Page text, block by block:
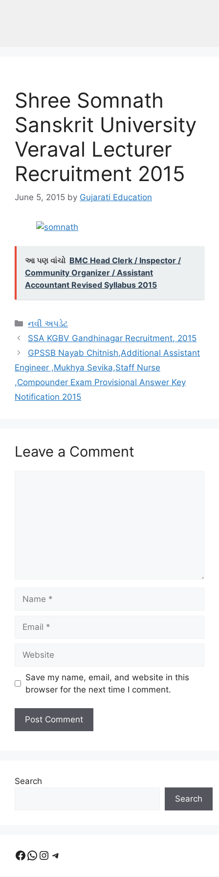
Shree Somnath
Sanskrit University
Veraval Lecturer
Recruitment 2015
June 5, 2015 by Gujarati Education
આ પણ વાંચો BMC Head Clerk / Inspector /
Community Organizer / Assistant
Accountant Revised Syllabus 2015
Categories
નવી અપડેટ
SSA KGBV Gandhinagar Recruitment, 2015
GPSSB Nayab Chitnish,Additional Assistant
Engineer ,Mukhya Sevika,Staff Nurse
,Compounder Exam Provisional Answer Key
Notification 2015
Leave a Comment
Save my name, email, and website in this
browser for the next time I comment.
Search
Search
Facebook
WhatsApp
Instagram
Telegram